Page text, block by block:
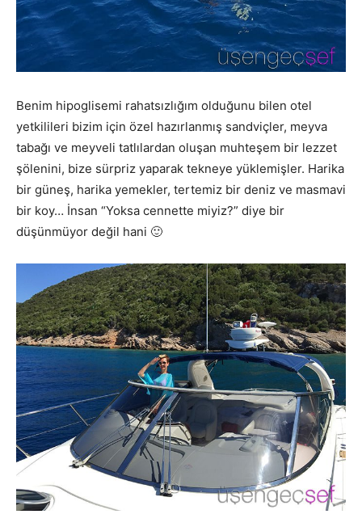
Benim hipoglisemi rahatsızlığım olduğunu bilen otel
yetkilileri bizim için özel hazırlanmış sandviçler, meyva
tabağı ve meyveli tatlılardan oluşan muhteşem bir lezzet
şölenini, bize sürpriz yaparak tekneye yüklemişler. Harika
bir güneş, harika yemekler, tertemiz bir deniz ve masmavi
bir koy… İnsan “Yoksa cennette miyiz?” diye bir
düşünmüyor değil hani 🙂